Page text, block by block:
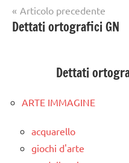
Navigazione
articoli
Articolo precedente
Dettati ortografici GN
Dettati
ARTE IMMAGINE
acquarello
giochi d'arte